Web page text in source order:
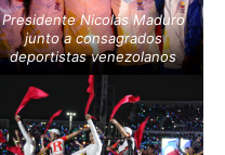
Presidente Nicolás Maduro
junto a consagrados
deportistas venezolanos